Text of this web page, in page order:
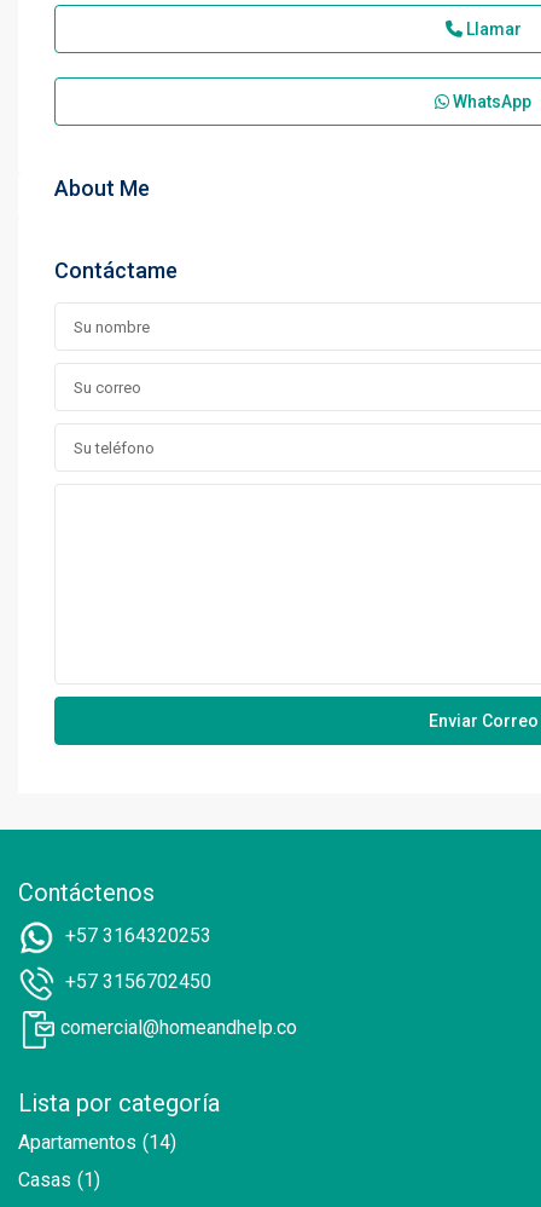
Llamar
WhatsApp
About Me
Contáctame
Contáctenos
+57 3164320253
+57 3156702450
comercial@homeandhelp.co
Lista por categoría
Apartamentos (14)
Casas (1)